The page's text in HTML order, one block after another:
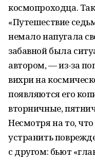
космопроходца.
«Путешествие
немало напугала
забавной была
автором, — из-за
вихри на
появляются его
вторничные,
Несмотря на то,
устранить
с другом: бьют